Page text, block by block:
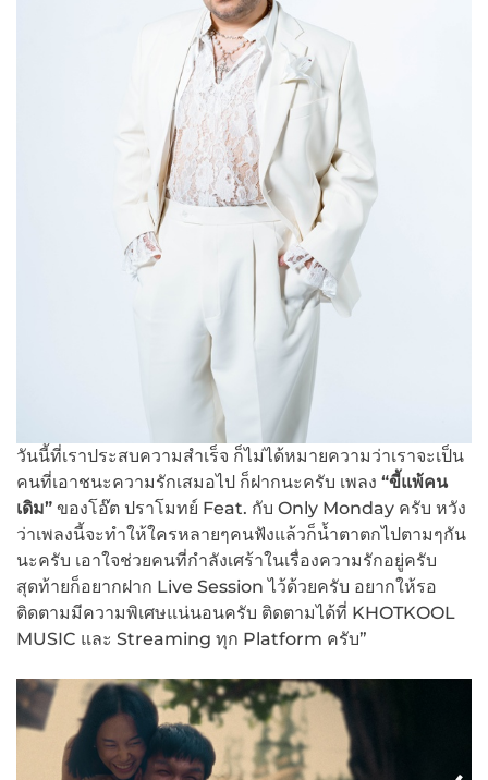
วันนี้ที่เราประสบความสำเร็จ ก็ไม่ได้หมายความว่าเราจะเป็น
คนที่เอาชนะความรักเสมอไป ก็ฝากนะครับ เพลง “ขี้แพ้คน
เดิม” ของโอ๊ต ปราโมทย์ Feat. กับ Only Monday ครับ หวัง
ว่าเพลงนี้จะทำให้ใครหลายๆคนฟังแล้วก็น้ำตาตกไปตามๆกัน
นะครับ เอาใจช่วยคนที่กำลังเศร้าในเรื่องความรักอยู่ครับ
สุดท้ายก็อยากฝาก Live Session ไว้ด้วยครับ อยากให้รอ
ติดตามมีความพิเศษแน่นอนครับ ติดตามได้ที่ KHOTKOOL
MUSIC และ Streaming ทุก Platform ครับ”